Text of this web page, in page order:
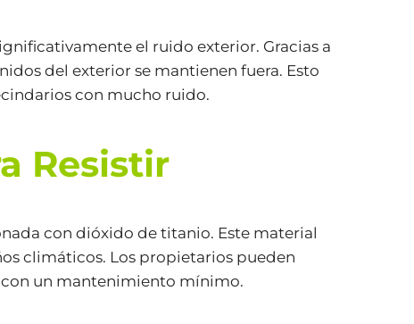
el ruido exterior. Gracias a
del exterior se mantienen fuera. Esto
con mucho ruido.
Resistir
con dióxido de titanio. Este material
climáticos. Los propietarios pueden
con un mantenimiento mínimo.